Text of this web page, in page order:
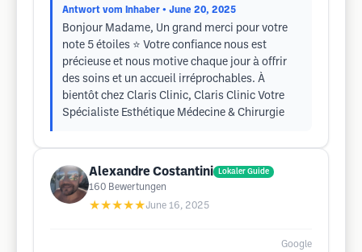
Antwort vom Inhaber • June 20, 2025
Bonjour Madame, Un grand merci pour votre
note 5 étoiles ⭐ Votre confiance nous est
précieuse et nous motive chaque jour à offrir
des soins et un accueil irréprochables. À
bientôt chez Claris Clinic, Claris Clinic Votre
Spécialiste Esthétique Médecine & Chirurgie
Alexandre Costantini Lokaler Guide
160 Bewertungen
★★★★★June 16, 2025
Google